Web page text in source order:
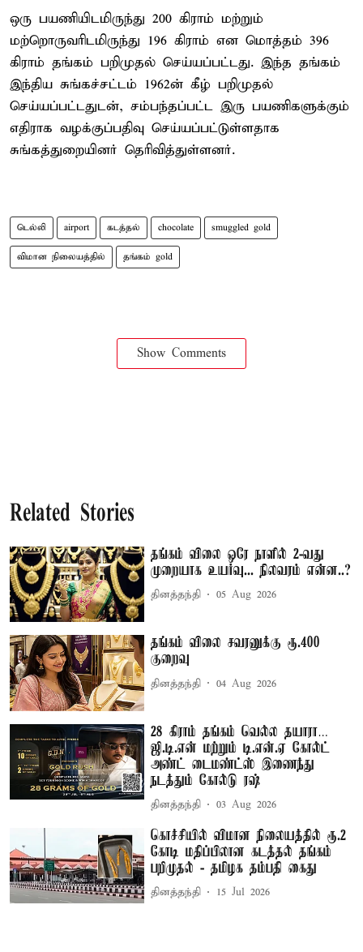
ஒரு பயணியிடமிருந்து 200 கிராம் மற்றும்
மற்றொருவரிடமிருந்து 196 கிராம் என மொத்தம் 396
கிராம் தங்கம் பறிமுதல் செய்யப்பட்டது. இந்த தங்கம்
இந்திய சுங்கச்சட்டம் 1962ன் கீழ் பறிமுதல்
செய்யப்பட்டதுடன், சம்பந்தப்பட்ட இரு பயணிகளுக்கும்
எதிராக வழக்குப்பதிவு செய்யப்பட்டுள்ளதாக
சுங்கத்துறையினர் தெரிவித்துள்ளனர்.
டெல்லி airport கடத்தல் chocolate smuggled gold
விமான நிலையத்தில் தங்கம் gold
Show Comments
Related Stories
தங்கம் விலை ஒரே நாளில் 2-வது
முறையாக உயர்வு... நிலவரம் என்ன..?
தினத்தந்தி 05 Aug 2026
தங்கம் விலை சவரனுக்கு ரூ.400
குறைவு
தினத்தந்தி 04 Aug 2026
28 கிராம் தங்கம் வெல்ல தயாரா…
ஜி.டி.என் மற்றும் டி.என்.ஏ கோல்ட்
அண்ட் டைமண்ட்ஸ் இணைந்து
நடத்தும் கோல்டு ரஷ்
தினத்தந்தி 03 Aug 2026
கொச்சியில் விமான நிலையத்தில் ரூ.2
கோடி மதிப்பிலான கடத்தல் தங்கம்
பறிமுதல் - தமிழக தம்பதி கைது
தினத்தந்தி 15 Jul 2026